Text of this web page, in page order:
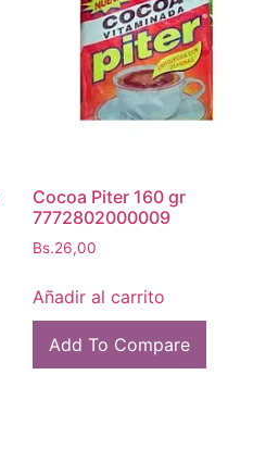
Cocoa Piter 160 gr
7772802000009
Bs.26,00
Añadir al carrito
Add To Compare